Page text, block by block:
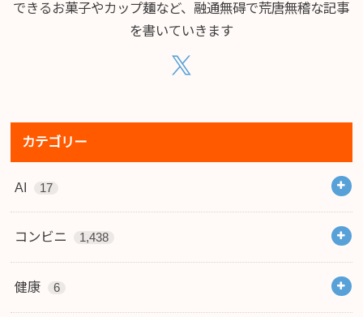
できるお菓子やカップ麺など、融通無碍で荒唐無稽な記事
を書いていきます
カテゴリー
AI 17
コンビニ 1,438
健康 6